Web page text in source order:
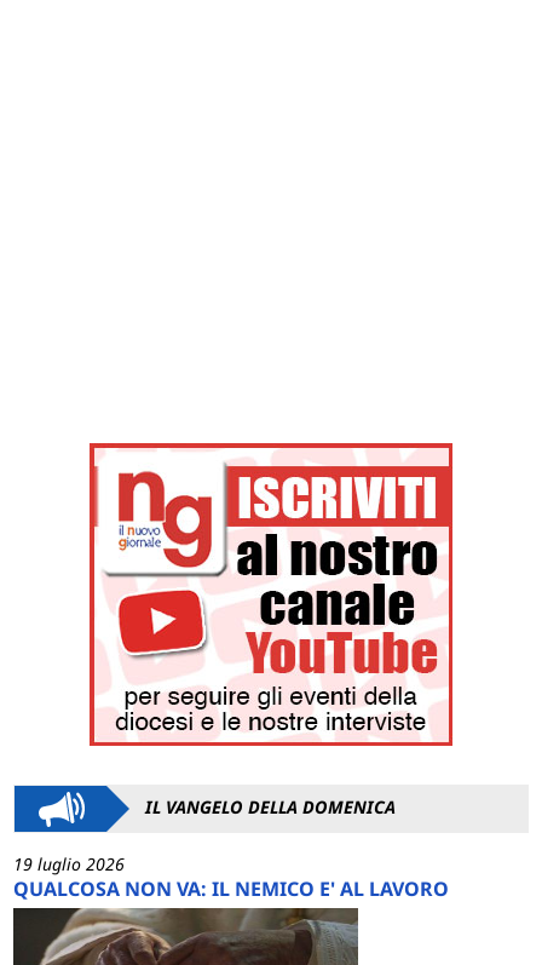
IL VANGELO DELLA DOMENICA
19 luglio 2026
QUALCOSA NON VA: IL NEMICO E' AL LAVORO